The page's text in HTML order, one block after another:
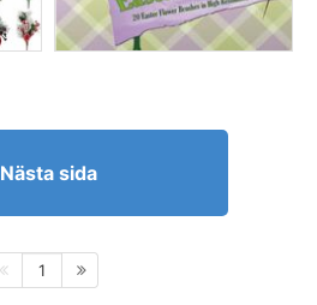
Nästa sida
1